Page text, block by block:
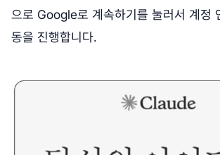
으로 Google로 계속하기를 눌러서 계정
동을 진행합니다.